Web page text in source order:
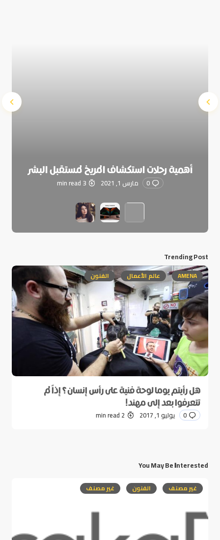
أهمية رحلات استكشاف المريخ لمستقبل البشر
0 مارس 1, 2021 3 min read
Trending Post
AMENA عالم الأعمال الفنون
هل رأيتم يوما لوحة فنية على رأس إنسان؟ إذاً لم
تتعرفوا بعد إلى مهند!
0 يوليو 1, 2017 2 min read
You May Be Interested
غير مصنف الفنون غير مصنف